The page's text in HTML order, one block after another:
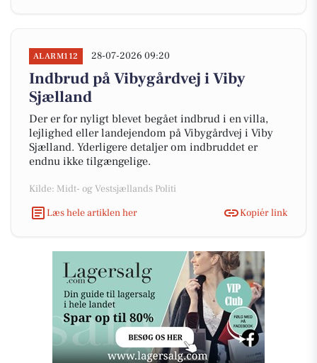
ALARM112 28-07-2026 09:20
Indbrud på Vibygårdvej i Viby
Sjælland
Der er for nyligt blevet begået indbrud i en villa,
lejlighed eller landejendom på Vibygårdvej i Viby
Sjælland. Yderligere detaljer om indbruddet er
endnu ikke tilgængelige.
Kilde: Midt- og Vestsjællands Politi
Læs hele artiklen her
Kopiér link